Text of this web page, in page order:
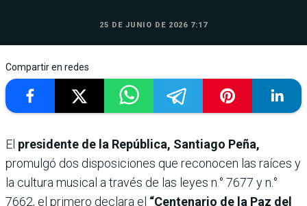
25 DE JUNIO DE 2026 7:17
Compartir en redes
El presidente de la República, Santiago Peña,
promulgó dos disposiciones que reconocen las raíces y
la cultura musical a través de las leyes n.° 7677 y n.°
7662, el primero declara el “Centenario de la Paz del